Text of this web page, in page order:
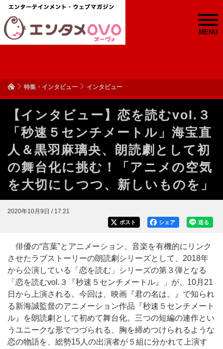
MENU
特集・インタビュー インタビュー
【インタビュー】恋を読むvol.３
「秒速５センチメートル」海宝直
人＆黒羽麻璃央、朗読劇として初
の舞台化に挑む！「アニメの空気
を大切にしつつ、新しいものを」
2020年10月9日 / 17:21
送る
シェア
ポスト
俳優の“言葉”とアニメーション、音楽を有機的にリンク
させたラブストーリーの朗読劇シリーズとして、2018年
から公演している「恋を読む」シリーズの第３弾となる
「恋を読むvol.３『秒速５センチメートル』」が、10月21
日から上演される。今回は、映画『君の名は。』で知られ
る新海誠監督のアニメーション作品『秒速５センチメート
ル』を朗読劇として初めて舞台化。三つの短編の連作とい
うユニークな形でつづられる、胸を締めつけられるような
恋の物語を、総勢15人の出演者が５組に分かれて上演す